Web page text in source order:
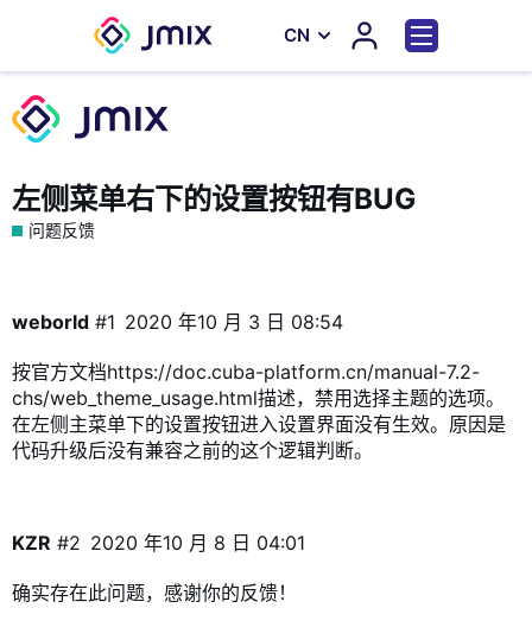
СN
左侧菜单右下的设置按钮有BUG
问题反馈
weborld 2020 年10 月 3 日 08:54
#1
按官方文档https://doc.cuba-platform.cn/manual-7.2-
chs/web_theme_usage.html描述，禁用选择主题的选项。
在左侧主菜单下的设置按钮进入设置界面没有生效。原因是
代码升级后没有兼容之前的这个逻辑判断。
KZR 2020 年10 月 8 日 04:01
#2
确实存在此问题，感谢你的反馈！